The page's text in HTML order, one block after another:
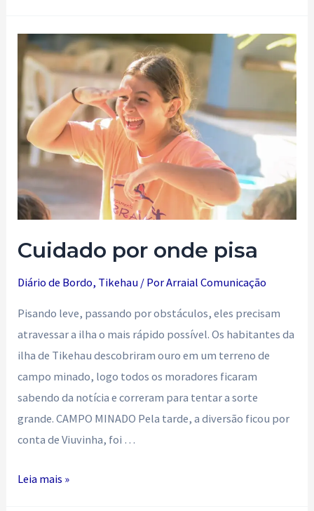
canibal
Cuidado por onde pisa
Diário de Bordo, Tikehau / PorArraial Comunicação
Pisando leve, passando por obstáculos, eles precisam
atravessar a ilha o mais rápido possível. Os habitantes da
ilha de Tikehau descobriram ouro em um terreno de
campo minado, logo todos os moradores ficaram
sabendo da notícia e correram para tentar a sorte
grande. CAMPO MINADO Pela tarde, a diversão ficou por
conta de Viuvinha, foi …
Cuidado
Leia mais »